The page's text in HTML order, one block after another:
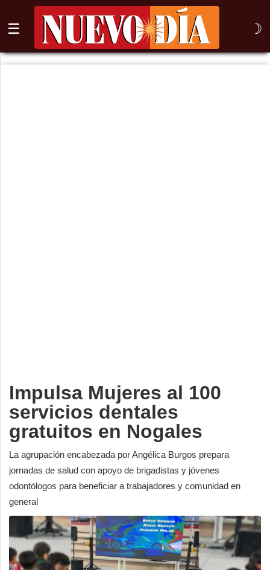
☰ ☽
⌕
Impulsa Mujeres al 100
servicios dentales
gratuitos en Nogales
La agrupación encabezada por Angélica Burgos prepara
jornadas de salud con apoyo de brigadistas y jóvenes
odontólogos para beneficiar a trabajadores y comunidad en
general